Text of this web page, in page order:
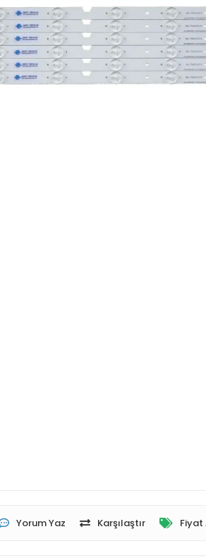
Yorum Yaz Karşılaştır Fiyat